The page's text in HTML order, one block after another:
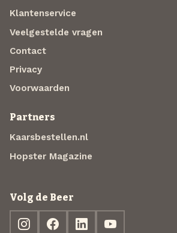
Klantenservice
Veelgestelde vragen
Contact
Privacy
Voorwaarden
Partners
Kaarsbestellen.nl
Hopster Magazine
Volg de Beer